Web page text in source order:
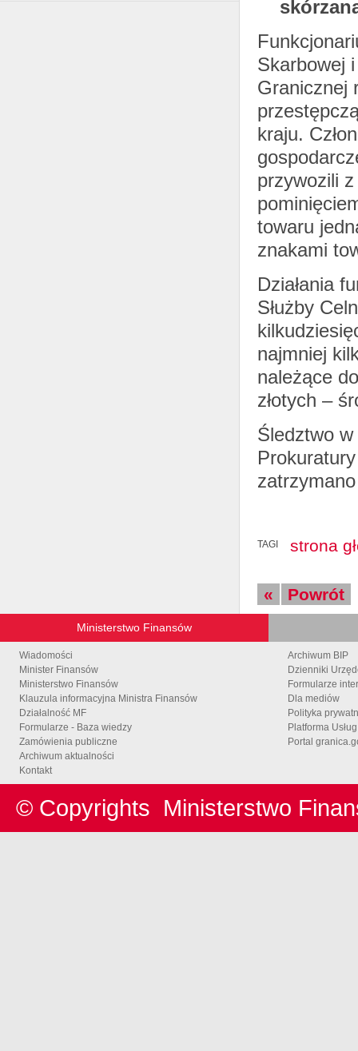
Skarbowej
Granicznej
kraju.
przywozili
towaru
znakami
Działania
Służby
najmniej
należące
złotych –
Śledztwo
TAGI strona
« Powrót
Ministerstwo Finansów
Wiadomości
Minister Finansów
Ministerstwo Finansów
Klauzula informacyjna Ministra Finansów
Działalność MF
Formularze - Baza wiedzy
Zamówienia publiczne
Archiwum aktualności
Kontakt
Archiwum BIP
Dzienniki
Formularze
Dla mediów
Polityka
Platforma
Portal
© Copyrights Ministerstwo